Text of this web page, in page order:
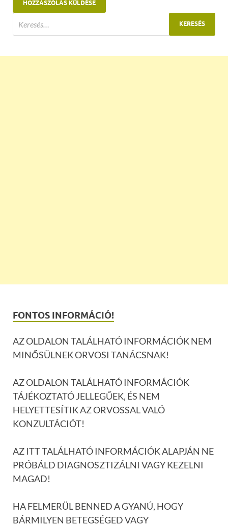
FONTOS INFORMÁCIÓ!
AZ OLDALON TALÁLHATÓ INFORMÁCIÓK NEM
MINŐSÜLNEK ORVOSI TANÁCSNAK!
AZ OLDALON TALÁLHATÓ INFORMÁCIÓK
TÁJÉKOZTATÓ JELLEGŰEK, ÉS NEM
HELYETTESÍTIK AZ ORVOSSAL VALÓ
KONZULTÁCIÓT!
AZ ITT TALÁLHATÓ INFORMÁCIÓK ALAPJÁN NE
PRÓBÁLD DIAGNOSZTIZÁLNI VAGY KEZELNI
MAGAD!
HA FELMERÜL BENNED A GYANÚ, HOGY
BÁRMILYEN BETEGSÉGED VAGY